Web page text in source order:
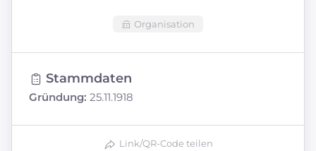
Organisation
Stammdaten
Gründung: 25.11.1918
Link/QR-Code teilen